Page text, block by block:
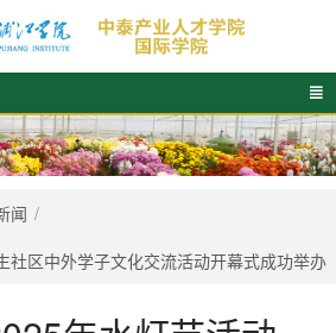

闻 /
社区中外学子文化交流活动开幕式成功举办